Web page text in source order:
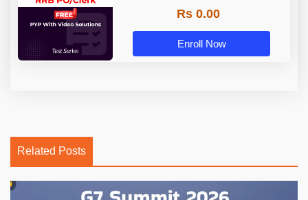
Rs 0.00
Enroll Now
Related Posts